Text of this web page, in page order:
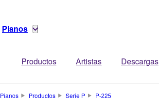
Pianos
Productos Artistas Descargas
Pianos Productos Serie P P-225